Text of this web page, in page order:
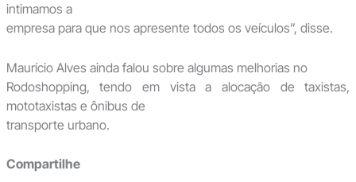
intimamos a
empresa para que nos apresente todos os veículos”, disse.
Maurício Alves ainda falou sobre algumas melhorias no
Rodoshopping, tendo em vista a alocação de taxistas,
mototaxistas e ônibus de
transporte urbano.
Compartilhe